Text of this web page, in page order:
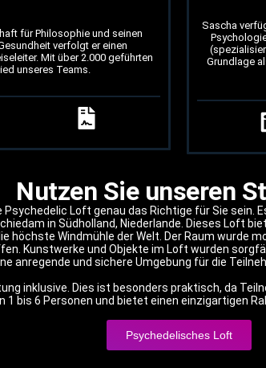
für Philosophie und seinen
verfolgt er einen
Mit über 2.000 geführten
unseres Teams.
Sascha
Grundlage
Nutzen Sie unseren
Loft genau das Richtige für Sie
in Südholland, Niederlande. Dieses Loft
höchste Windmühle der Welt. Der Raum wurde
Kunstwerke und Objekte im Loft wurden
anregende und sichere Umgebung für die
inklusive. Dies ist besonders praktisch, da
bis 6 Personen und bietet einen einzigartigen
Psychedelisches Loft